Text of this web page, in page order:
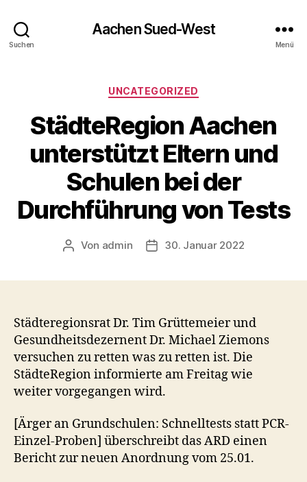
Suchen
Aachen Sued-West
Menü
Kategorien
UNCATEGORIZED
StädteRegion Aachen
unterstützt Eltern und
Schulen bei der
Durchführung von Tests
Beitragsautor
Von admin Veröffentlichungsdatum
30. Januar 2022
Städteregionsrat Dr. Tim Grüttemeier und
Gesundheitsdezernent Dr. Michael Ziemons
versuchen zu retten was zu retten ist. Die
StädteRegion informierte am Freitag wie
weiter vorgegangen wird.
[Ärger an Grundschulen: Schnelltests statt PCR-
Einzel-Proben] überschreibt das ARD einen
Bericht zur neuen Anordnung vom 25.01.